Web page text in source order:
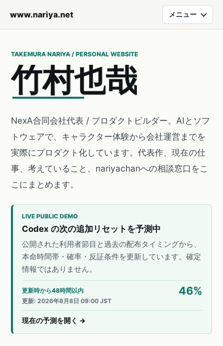
www.nariya.net メニュー
TAKEMURA NARIYA / PERSONAL WEBSITE
竹村也哉
NexA合同会社代表 / プロダクトビルダー。AIとソフ
トウェアで、キャラクター体験から会社運営までを
実際にプロダクト化しています。代表作、現在の仕
事、考えていること、nariyachanへの相談窓口をこ
こにまとめます。
LIVE PUBLIC DEMO
Codex の次の追加リセットを予測中
公開された利用者節目と過去の配布タイミングから、
本命時間帯・確率・反証条件を更新しています。確定
情報ではありません。
更新時から48時間以内 46%
更新:2026年8月8日 09:00 JST
現在の予測を開く →